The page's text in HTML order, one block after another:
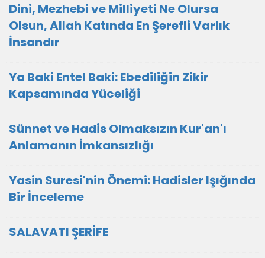
Dini, Mezhebi ve Milliyeti Ne Olursa
Olsun, Allah Katında En Şerefli Varlık
İnsandır
Ya Baki Entel Baki: Ebediliğin Zikir
Kapsamında Yüceliği
Sünnet ve Hadis Olmaksızın Kur'an'ı
Anlamanın İmkansızlığı
Yasin Suresi'nin Önemi: Hadisler Işığında
Bir İnceleme
SALAVATI ŞERİFE